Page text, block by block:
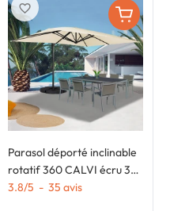
Parasol déporté inclinable
rotatif 360 CALVI écru 3x4
M avec 4 dalles et housse
3.8/5 - 35 avis
favorite_border